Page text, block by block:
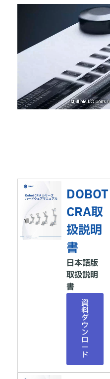
DOBOT
CRA取
扱説明
書
日本語版
取扱説明
書
資
料
ダ
ウ
ン
ロ
ー
ド